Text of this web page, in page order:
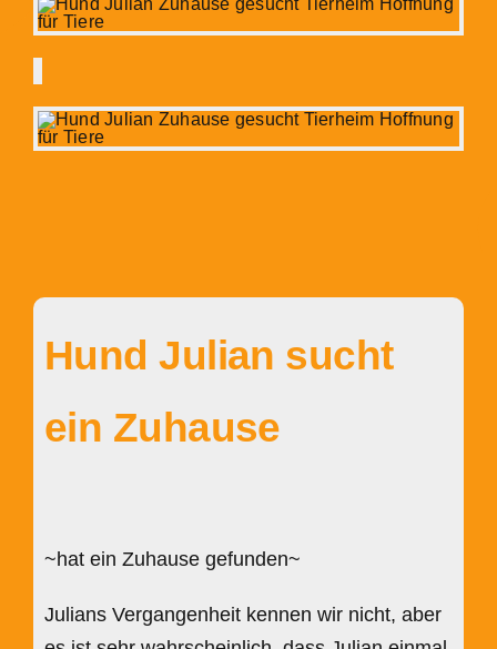
Hund Julian sucht
ein Zuhause
~hat ein Zuhause gefunden~
Julians Vergangenheit kennen wir nicht, aber